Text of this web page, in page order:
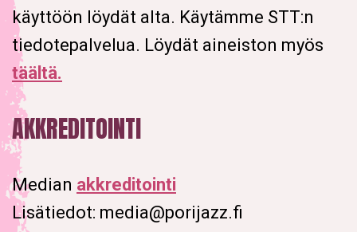
käyttöön löydät alta. Käytämme STT:n
tiedotepalvelua. Löydät aineiston myös
täältä.
AKKREDITOINTI
Median akkreditointi
Lisätiedot: media@porijazz.fi